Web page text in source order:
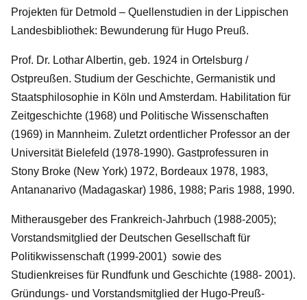
Projekten für Detmold – Quellenstudien in der Lippischen
Landesbibliothek: Bewunderung für Hugo Preuß.
Prof. Dr. Lothar Albertin, geb. 1924 in Ortelsburg /
Ostpreußen. Studium der Geschichte, Germanistik und
Staatsphilosophie in Köln und Amsterdam. Habilitation für
Zeitgeschichte (1968) und Politische Wissenschaften
(1969) in Mannheim. Zuletzt ordentlicher Professor an der
Universität Bielefeld (1978-1990). Gastprofessuren in
Stony Broke (New York) 1972, Bordeaux 1978, 1983,
Antananarivo (Madagaskar) 1986, 1988; Paris 1988, 1990.
Mitherausgeber des Frankreich-Jahrbuch (1988-2005);
Vorstandsmitglied der Deutschen Gesellschaft für
Politikwissenschaft (1999-2001) sowie des
Studienkreises für Rundfunk und Geschichte (1988- 2001).
Gründungs- und Vorstandsmitglied der Hugo-Preuß-